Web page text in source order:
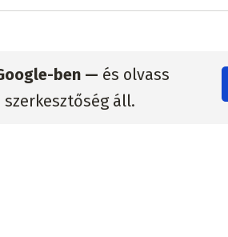
ben — és olvass
áll.